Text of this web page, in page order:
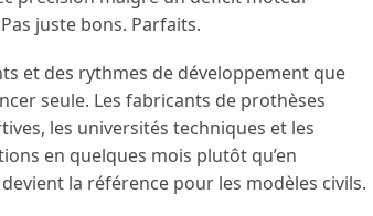
juste bons. Parfaits.
et des rythmes de développement que
seule. Les fabricants de prothèses
les universités techniques et les
en quelques mois plutôt qu’en
la référence pour les modèles civils.